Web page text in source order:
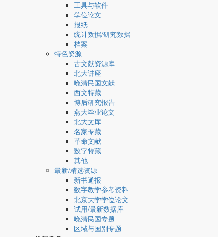
工具与软件
学位论文
报纸
统计数据/研究数据
档案
特色资源
古文献资源库
北大讲座
晚清民国文献
西文特藏
博后研究报告
燕大毕业论文
北大文库
名家专藏
革命文献
数字特藏
其他
最新/精选资源
新书通报
数字教学参考资料
北京大学学位论文
试用/最新数据库
晚清民国专题
区域与国别专题